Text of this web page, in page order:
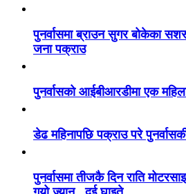
पुनर्वासमा ब्राउन सुगर बोकेका
जना पक्राउ
पुनर्वासको आईबीआरडीमा एक
डेढ महिनापछि पक्राउ परे पुनर्वासकी
पुनर्वासमा तीजकै दिन राति